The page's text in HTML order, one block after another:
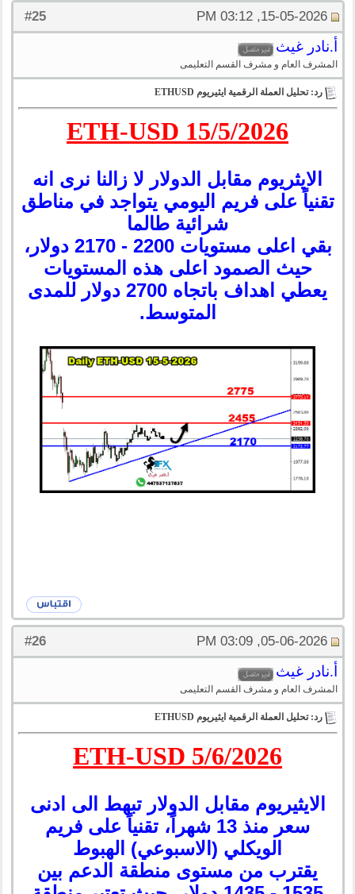
#
25 15-05-2026, 03:12 PM
أ.نادر غيث
المشرف العام و مشرف القسم التعليمى
رد: تحليل العملة الرقمية ايثيريوم ETHUSD
ETH-USD 15/5/2026
الايثريوم مقابل الدولار لا زالنا نرى انه
تقنياً على فريم اليومي يتواجد في مناطق
شرائية طالما
بقي اعلى مستويات 2200 - 2170 دولار،
حيث الصمود اعلى هذه المستويات
يعطي اهداف باتجاه 2700 دولار للمدى
المتوسط.
#
26 05-06-2026, 03:09 PM
أ.نادر غيث
المشرف العام و مشرف القسم التعليمى
رد: تحليل العملة الرقمية ايثيريوم ETHUSD
ETH-USD 5/6/2026
الايثيريوم مقابل الدولار تبهط الى ادنى
سعر منذ 13 شهراً، تقنياً على فريم
الويكلي (الاسبوعي) الهبوط
يقترب من مستوى منطقة الدعم بين